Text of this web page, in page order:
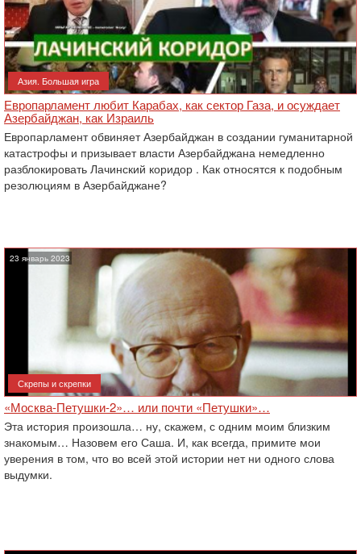
Азия. Большая игра
Европарламент любит Карабах, как сектор Газа, и осуждает
Азербайджан, как Израиль
Европарламент обвиняет Азербайджан в создании гуманитарной
катастрофы и призывает власти Азербайджана немедленно
разблокировать Лачинский коридор . Как относятся к подобным
резолюциям в Азербайджане?
23 январь 2023
Скрепы и скрепки
«Москва-Петушки-2»… или почти «Петушки»…
Эта история произошла… ну, скажем, с одним моим близким
знакомым… Назовем его Саша. И, как всегда, примите мои
уверения в том, что во всей этой истории нет ни одного слова
выдумки.